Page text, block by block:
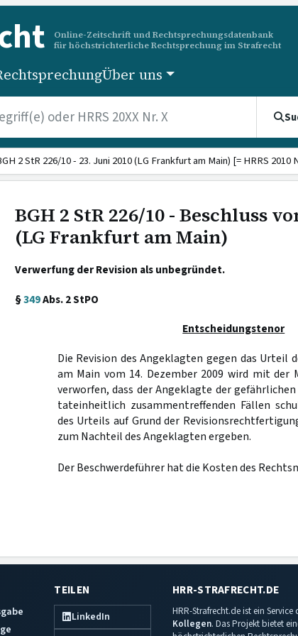
Online-Zeitschrift und Rechtsprechungsdatenbank
für höchstrichterliche Rechtsprechung im Strafrecht
Über uns
2 StR 226/10 - 23. Juni 2010 (LG Frankfurt am Main) [= HRRS 2010
BGH 2 StR 226/10 - Beschluss
(LG Frankfurt am Main)
Verwerfung der Revision als unbegründet.
§349Abs. 2 StPO
Entscheidungstenor
Die Revision des Angeklagten gegen das Urteil
am Main vom 14. Dezember 2009 wird mit der
verworfen, dass der Angeklagte der
tateinheitlich zusammentreffenden Fällen
des Urteils auf Grund der
zum Nachteil des Angeklagten ergeben.
Der Beschwerdeführer hat die Kosten des
TEILEN
LinkedIn
HRR-STRAFRECHT.DE
HRR-Strafrecht.de ist ein
Kollegen. Das Projekt bietet